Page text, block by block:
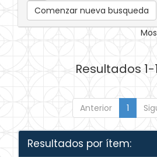
Comenzar nueva busqueda
Resultados 1-
Anterior 1
Resultados por ítem: